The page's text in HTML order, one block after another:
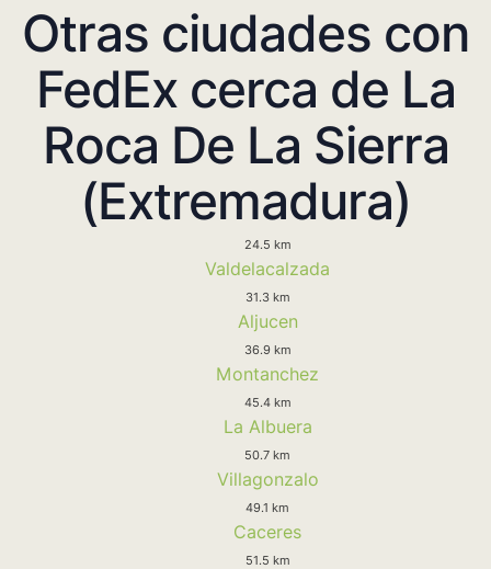
Otras ciudades con
FedEx cerca de La
Roca De La Sierra
(Extremadura)
24.5 km
Valdelacalzada
31.3 km
Aljucen
36.9 km
Montanchez
45.4 km
La Albuera
50.7 km
Villagonzalo
49.1 km
Caceres
51.5 km